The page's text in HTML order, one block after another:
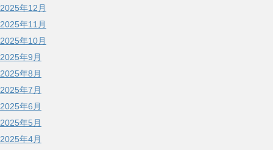
2025年12月
2025年11月
2025年10月
2025年9月
2025年8月
2025年7月
2025年6月
2025年5月
2025年4月